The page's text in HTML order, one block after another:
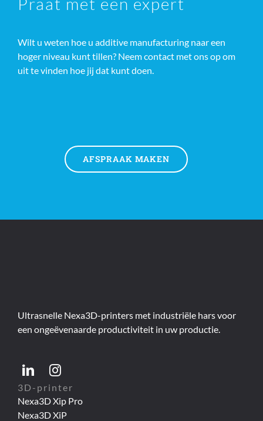
Wilt u weten hoe u additive manufacturing naar een
hoger niveau kunt tillen? Neem contact met ons op om
uit te vinden hoe jij dat kunt doen.
AFSPRAAK MAKEN
Ultrasnelle Nexa3D-printers met industriële hars voor
een ongeëvenaarde productiviteit in uw productie.
3D-printer
Nexa3D Xip Pro
Nexa3D XiP